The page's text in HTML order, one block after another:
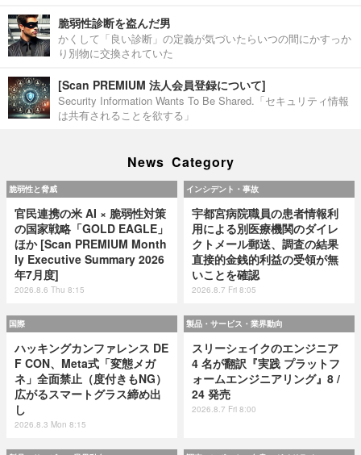
脆弱性診断を盗んだ男
かくして「良い診断」の定義が気づいたらいつの間にかすっか
り別物に交換されていた
[Scan PREMIUM 法人会員登録について]
Security Information Wants To Be Shared.「セキュリティ情報
は共有されることを欲する」
News Category
脆弱性と脅威
官民連携の米 AI × 脆弱性対策
の国家戦略「GOLD EAGLE」
ほか [Scan PREMIUM Month
ly Executive Summary 2026
年7月度]
2026.8.6 Thu 8:15
インシデント・事故
宇都宮病院職員の患者情報利
用による別医療機関のダイレ
クトメール郵送、調査の結果
直接的金銭的利益の受領が無
いことを確認
2026.8.7 Fri 8:05
国際
ハッキングカンファレンス DE
F CON、Meta式「変態メガ
ネ」全面禁止（度付きもNG）
広がるスマートグラス締め出
し
2026.8.3 Mon 8:15
製品・サービス・業界動向
スリーシェイクのエンジニア
4 名が翻訳『実践 プラットフ
ォームエンジニアリング』8 /
24 発売
2026.8.7 Fri 8:00